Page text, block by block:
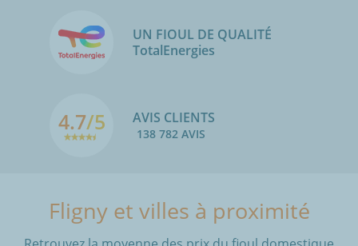
UN FIOUL DE QUALITÉ
TotalEnergies
4.7/5 AVIS CLIENTS
138 782 AVIS
Fligny et villes à proximité